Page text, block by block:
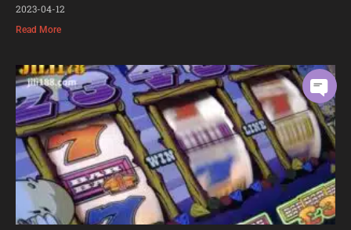
2023-04-12
Read More